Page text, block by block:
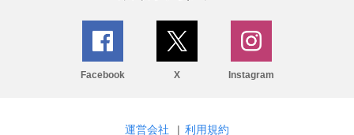
Facebook X Instagram
運営会社 | 利用規約